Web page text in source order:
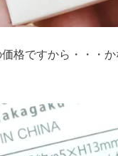
格ですから・・・